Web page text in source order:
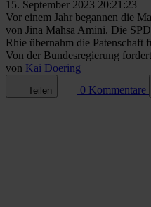
15. September 2023 20:21:23
Vor einem Jahr begannen die
von Jina Mahsa Amini. Die
Rhie übernahm die Patenschaft
Von der Bundesregierung
von Kai Doering
Teilen 0 Kommentare